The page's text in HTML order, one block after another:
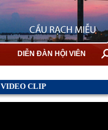
DIỄN ĐÀN HỘI VIÊN
VIDEO CLIP